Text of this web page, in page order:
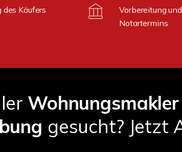
des Käufers
Vorbereitung
Notartermins
Wohnungsmakler
gesucht? Jetzt